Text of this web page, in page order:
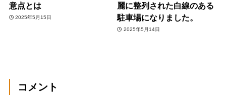
意点とは
2025年5月15日
麗に整列された白線のある
駐車場になりました。
2025年5月14日
コメント